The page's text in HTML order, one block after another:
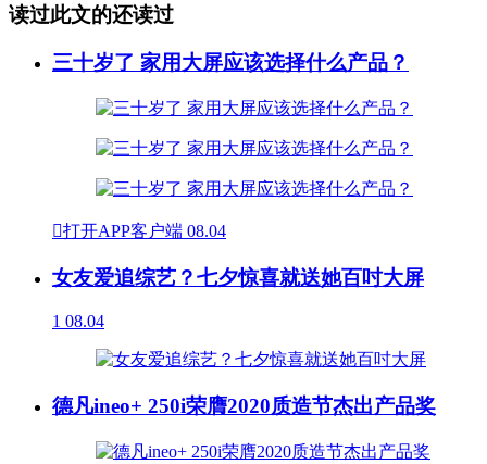
读过此文的还读过
三十岁了 家用大屏应该选择什么产品？
打开APP客户端 08.04
女友爱追综艺？七夕惊喜就送她百吋大屏
1 08.04
德凡ineo+ 250i荣膺2020质造节杰出产品奖